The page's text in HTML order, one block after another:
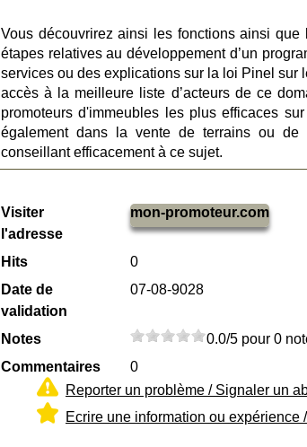
Vous découvrirez ainsi les fonctions ainsi
étapes relatives au développement d’un
services ou des explications sur la loi Pinel sur
accès à la meilleure liste d’acteurs de ce
promoteurs d'immeubles les plus efficaces
également dans la vente de terrains ou de
conseillant efficacement à ce sujet.
Visiter
l'adresse
mon-promoteur.com
Hits
0
Date de
validation
07-08-9028
Notes
0.0/5 pour 0
Commentaires
0
Reporter un problème / Signaler un
Ecrire une information ou expérience